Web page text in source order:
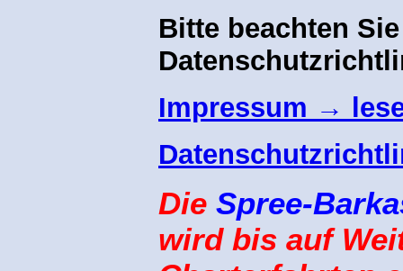
Bitte beachten
Impressum →
Die Spree-
wird bis auf